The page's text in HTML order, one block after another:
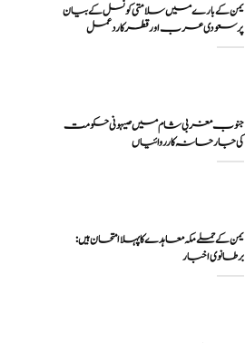
یمن کے بارے میں سلامتی کونسل کے بیان
پر سعودی عرب اور قطر کا ردعمل
جنوب مغربی شام میں صیہونی حکومت
کی جارحانہ کارروائیاں
یمن کے حملے مکہ معاہدے کا پہلا امتحان ہیں:
برطانوی اخبار